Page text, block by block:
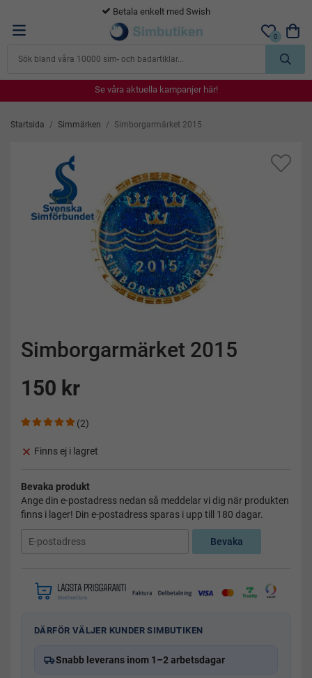
Betala enkelt med Swish
0
Se våra aktuella kampanjer här!
Se våra aktuella kampanjer här!
Se våra aktuella kampanjer här!
Se våra aktuella kampanjer här!
Startsida / Simmärken / Simborgarmärket 2015
Simborgarmärket 2015
150 kr
(2)
Finns ej i lagret
Bevaka produkt
Ange din e-postadress nedan så meddelar vi dig när produkten
finns i lager! Din e-postadress sparas i upp till 180 dagar.
Bevaka
DÄRFÖR VÄLJER KUNDER SIMBUTIKEN
Snabb leverans inom 1–2 arbetsdagar